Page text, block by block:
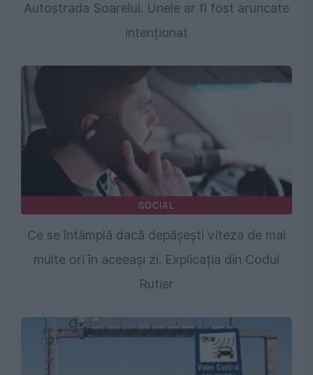
Autostrada Soarelui. Unele ar fi fost aruncate
intenționat
SOCIAL
Ce se întâmplă dacă depășești viteza de mai
multe ori în aceeași zi. Explicația din Codul
Rutier